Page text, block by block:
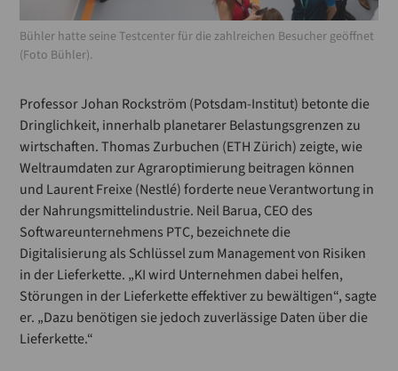
Bühler hatte seine Testcenter für die zahlreichen Besucher geöffnet
(Foto Bühler).
Professor Johan Rockström (Potsdam-Institut) betonte die
Dringlichkeit, innerhalb planetarer Belastungsgrenzen zu
wirtschaften. Thomas Zurbuchen (ETH Zürich) zeigte, wie
Weltraumdaten zur Agraroptimierung beitragen können
und Laurent Freixe (Nestlé) forderte neue Verantwortung in
der Nahrungsmittelindustrie. Neil Barua, CEO des
Softwareunternehmens PTC, bezeichnete die
Digitalisierung als Schlüssel zum Management von Risiken
in der Lieferkette. „KI wird Unternehmen dabei helfen,
Störungen in der Lieferkette effektiver zu bewältigen“, sagte
er. „Dazu benötigen sie jedoch zuverlässige Daten über die
Lieferkette.“